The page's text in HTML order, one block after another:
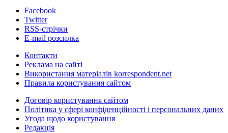
Facebook
Twitter
RSS-стрічки
E-mail розсилка
Контакти
Реклама на сайті
Використання матеріалів korrespondent.net
Правила користування сайтом
Договір користування сайтом
Політика у сфері конфіденційності і персональних даних
Угода щодо користування
Редакція